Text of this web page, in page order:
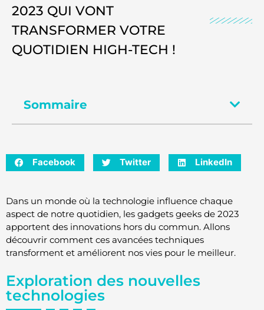
2023 QUI VONT
TRANSFORMER VOTRE
QUOTIDIEN HIGH-TECH !
Sommaire
Facebook Twitter LinkedIn
Dans un monde où la technologie influence chaque
aspect de notre quotidien, les gadgets geeks de 2023
apportent des innovations hors du commun. Allons
découvrir comment ces avancées techniques
transforment et améliorent nos vies pour le meilleur.
Exploration des nouvelles
technologies